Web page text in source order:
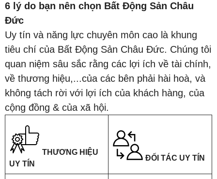
6 lý do bạn nên chọn Bất Động Sản Châu
Đức
Uy tín và năng lực chuyên môn cao là khung
tiêu chí của Bất Động Sản Châu Đức. Chúng tôi
quan niệm sâu sắc rằng các lợi ích về tài chính,
về thương hiệu,...của các bên phải hài hoà, và
không tách rời với lợi ích của khách hàng, của
cộng đồng & của xã hội.
THƯƠNG HIỆU
UY TÍN
ĐỐI TÁC UY TÍN